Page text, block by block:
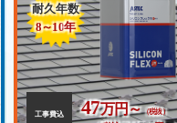
耐久年数
8～10年
工事費込 47万円～（税抜）